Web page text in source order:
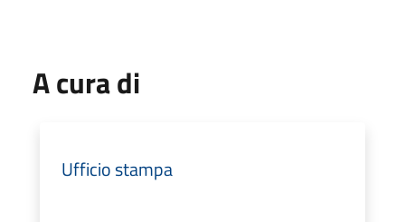
A cura di
Ufficio stampa